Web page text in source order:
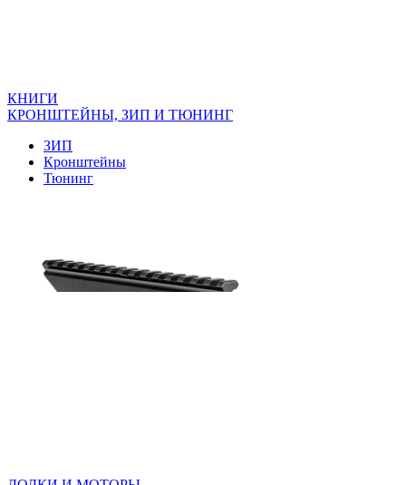
КНИГИ
КРОНШТЕЙНЫ, ЗИП И ТЮНИНГ
ЗИП
Кронштейны
Тюнинг